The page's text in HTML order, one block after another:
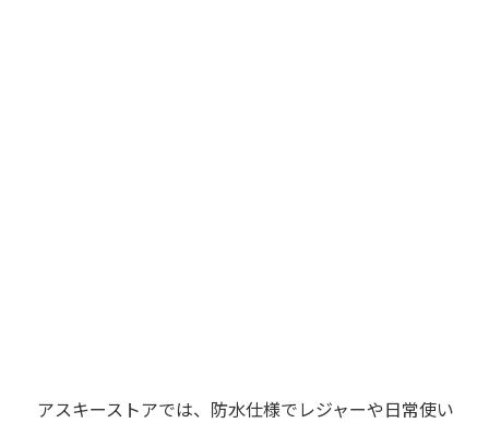
アスキーストアでは、防水仕様でレジャーや日常使い